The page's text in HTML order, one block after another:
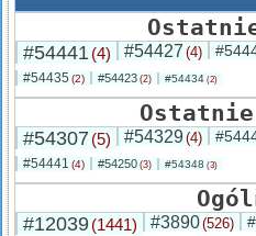
#54441 (4) #54427 (4)
#54435 (2) #54423 (2) #54434 (2)
#54307 (5) #54329(4)
#54441 (4) #54250 (3) #54348 (3)
#12039(1441) #3890(526)